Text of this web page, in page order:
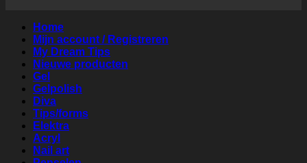
Home
Mijn account / Registreren
My Dream Tips
Nieuwe producten
Gel
Gelpolish
Diva
Tips/forms
Elektra
Acryl
Nail art